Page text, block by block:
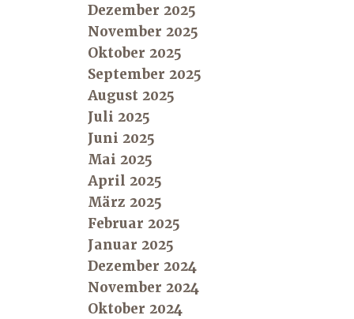
Dezember 2025
November 2025
Oktober 2025
September 2025
August 2025
Juli 2025
Juni 2025
Mai 2025
April 2025
März 2025
Februar 2025
Januar 2025
Dezember 2024
November 2024
Oktober 2024